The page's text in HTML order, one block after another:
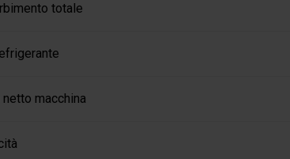
totale
macchina